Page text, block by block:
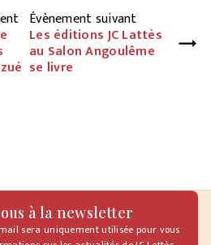
Évènement suivant
Les éditions JC Lattès
au Salon Angoulême
se livre
à la newsletter
sera uniquement utilisée pour vous